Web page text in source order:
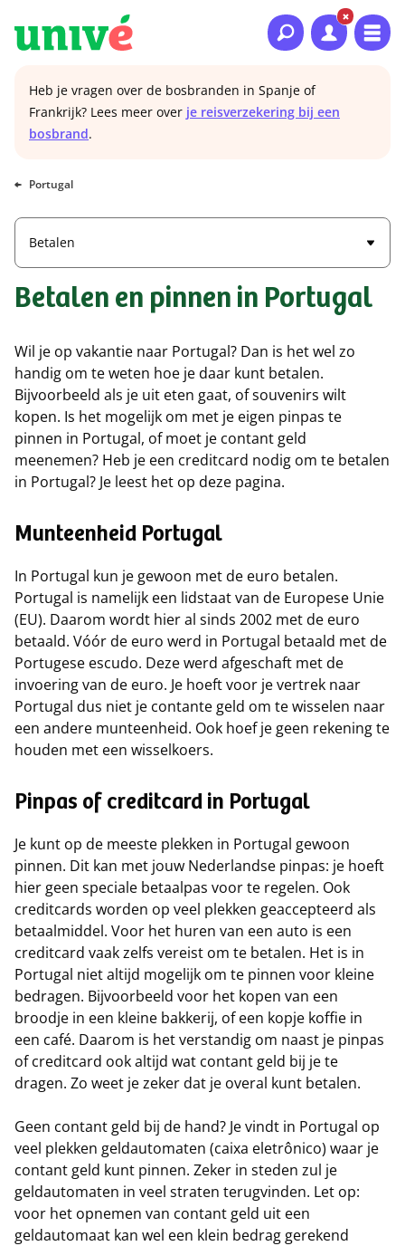
Naar hoofdinhoud
Naar hoofdnavigatie
Naar footer
Heb je vragen over de bosbranden in Spanje of
Frankrijk? Lees meer over je reisverzekering bij een
bosbrand.
Portugal
Betalen
Betalen en pinnen in Portugal
Wil je op vakantie naar Portugal? Dan is het wel zo
handig om te weten hoe je daar kunt betalen.
Bijvoorbeeld als je uit eten gaat, of souvenirs wilt
kopen. Is het mogelijk om met je eigen pinpas te
pinnen in Portugal, of moet je contant geld
meenemen? Heb je een creditcard nodig om te betalen
in Portugal? Je leest het op deze pagina.
Munteenheid Portugal
In Portugal kun je gewoon met de euro betalen.
Portugal is namelijk een lidstaat van de Europese Unie
(EU). Daarom wordt hier al sinds 2002 met de euro
betaald. Vóór de euro werd in Portugal betaald met de
Portugese escudo. Deze werd afgeschaft met de
invoering van de euro. Je hoeft voor je vertrek naar
Portugal dus niet je contante geld om te wisselen naar
een andere munteenheid. Ook hoef je geen rekening te
houden met een wisselkoers.
Pinpas of creditcard in Portugal
Je kunt op de meeste plekken in Portugal gewoon
pinnen. Dit kan met jouw Nederlandse pinpas: je hoeft
hier geen speciale betaalpas voor te regelen. Ook
creditcards worden op veel plekken geaccepteerd als
betaalmiddel. Voor het huren van een auto is een
creditcard vaak zelfs vereist om te betalen. Het is in
Portugal niet altijd mogelijk om te pinnen voor kleine
bedragen. Bijvoorbeeld voor het kopen van een
broodje in een kleine bakkerij, of een kopje koffie in
een café. Daarom is het verstandig om naast je pinpas
of creditcard ook altijd wat contant geld bij je te
dragen. Zo weet je zeker dat je overal kunt betalen.
Geen contant geld bij de hand? Je vindt in Portugal op
veel plekken geldautomaten (caixa eletrônico) waar je
contant geld kunt pinnen. Zeker in steden zul je
geldautomaten in veel straten terugvinden. Let op:
voor het opnemen van contant geld uit een
geldautomaat kan wel een klein bedrag gerekend